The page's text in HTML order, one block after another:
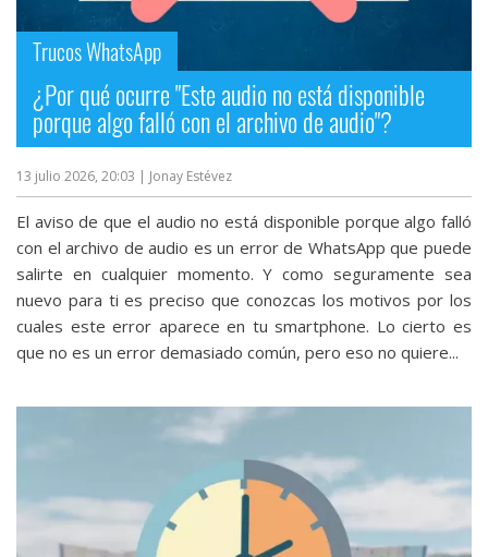
Trucos WhatsApp
¿Por qué ocurre "Este audio no está disponible
porque algo falló con el archivo de audio"?
13 julio 2026, 20:03 | Jonay Estévez
El aviso de que el audio no está disponible porque algo falló
con el archivo de audio es un error de WhatsApp que puede
salirte en cualquier momento. Y como seguramente sea
nuevo para ti es preciso que conozcas los motivos por los
cuales este error aparece en tu smartphone. Lo cierto es
que no es un error demasiado común, pero eso no quiere...